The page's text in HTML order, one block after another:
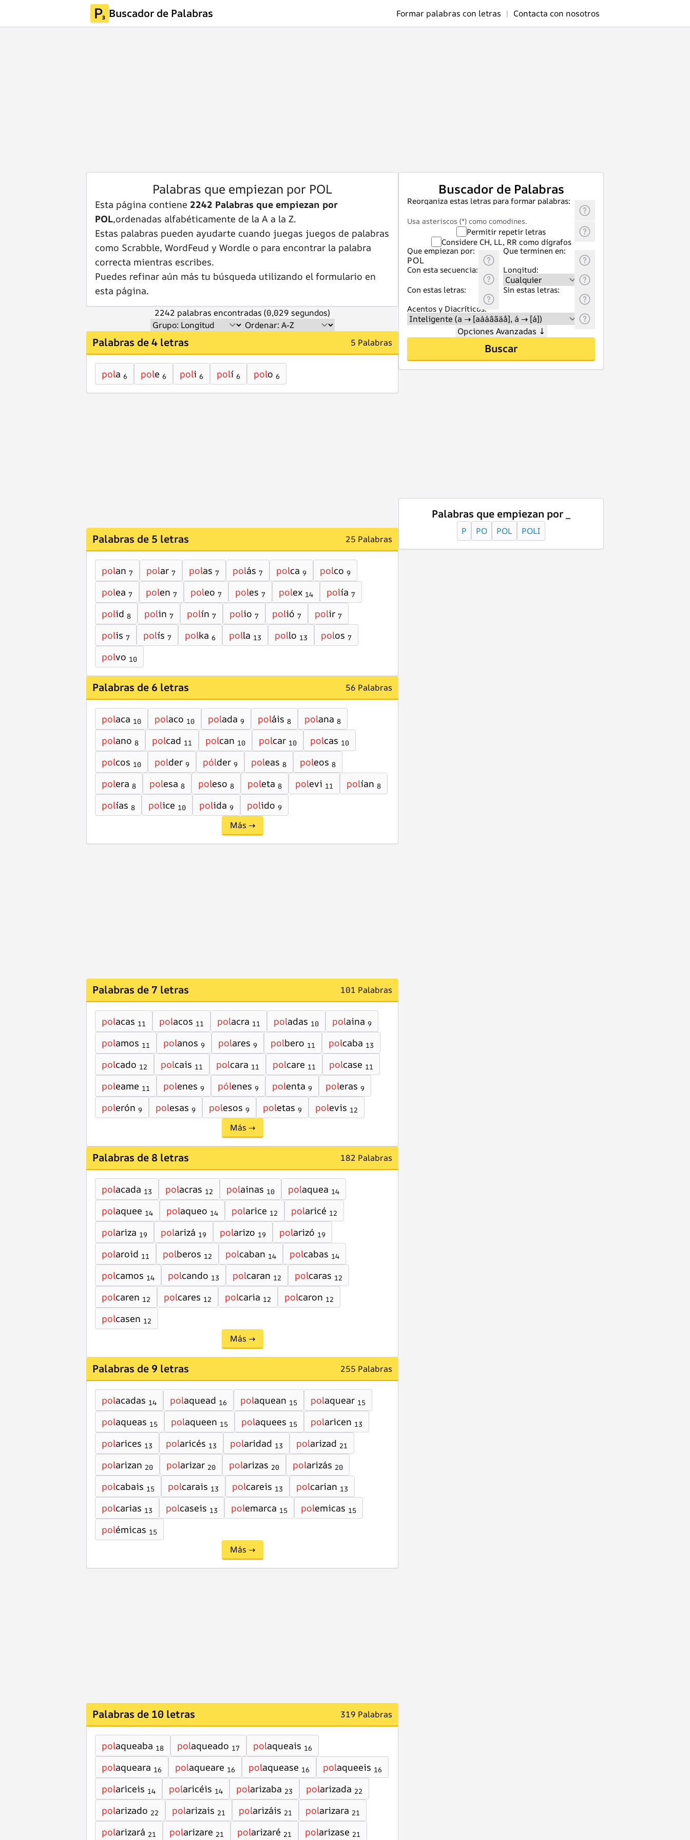
Buscador de Palabras Formar palabras con letras | Contacta con nosotros
Palabras que empiezan por POL
Esta página contiene 2242 Palabras que empiezan por
POL,ordenadas alfabéticamente de la A a la Z.
Estas palabras pueden ayudarte cuando juegas juegos de palabras
como Scrabble, WordFeud y Wordle o para encontrar la palabra
correcta mientras escribes.
Puedes refinar aún más tu búsqueda utilizando el formulario en
esta página.
2242 palabras encontradas (0,029 segundos)
Palabras de 4 letras 5 Palabras
pola 6 pole 6 poli 6 polí 6 polo 6
Palabras de 5 letras 25 Palabras
polan 7 polar 7 polas 7 polás 7 polca 9 polco 9
polea 7 polen 7 poleo 7 poles 7 polex 14 polía 7
polid 8 polin 7 polín 7 polio 7 polió 7 polir 7
polis 7 polís 7 polka 6 polla 13 pollo 13 polos 7
polvo 10
Palabras de 6 letras 56 Palabras
polaca 10 polaco 10 polada 9 poláis 8 polana 8
polano 8 polcad 11 polcan 10 polcar 10 polcas 10
polcos 10 polder 9 pólder 9 poleas 8 poleos 8
polera 8 polesa 8 poleso 8 poleta 8 polevi 11 polían 8
polías 8 police 10 polida 9 polido 9
Más →
Palabras de 7 letras 101 Palabras
polacas 11 polacos 11 polacra 11 poladas 10 polaina 9
polamos 11 polanos 9 polares 9 polbero 11 polcaba 13
polcado 12 polcais 11 polcara 11 polcare 11 polcase 11
poleame 11 polenes 9 pólenes 9 polenta 9 poleras 9
polerón 9 polesas 9 polesos 9 poletas 9 polevis 12
Más →
Palabras de 8 letras 182 Palabras
polacada 13 polacras 12 polainas 10 polaquea 14
polaquee 14 polaqueo 14 polarice 12 polaricé 12
polariza 19 polarizá 19 polarizo 19 polarizó 19
polaroid 11 polberos 12 polcaban 14 polcabas 14
polcamos 14 polcando 13 polcaran 12 polcaras 12
polcaren 12 polcares 12 polcaria 12 polcaron 12
polcasen 12
Más →
Palabras de 9 letras 255 Palabras
polacadas 14 polaquead 16 polaquean 15 polaquear 15
polaqueas 15 polaqueen 15 polaquees 15 polaricen 13
polarices 13 polaricés 13 polaridad 13 polarizad 21
polarizan 20 polarizar 20 polarizas 20 polarizás 20
polcabais 15 polcarais 13 polcareis 13 polcarian 13
polcarias 13 polcaseis 13 polemarca 15 polemicas 15
polémicas 15
Más →
Palabras de 10 letras 319 Palabras
polaqueaba 18 polaqueado 17 polaqueais 16
polaqueara 16 polaqueare 16 polaquease 16 polaqueeis 16
polariceis 14 polaricéis 14 polarizaba 23 polarizada 22
polarizado 22 polarizais 21 polarizáis 21 polarizara 21
polarizará 21 polarizare 21 polarizaré 21 polarizase 21
Buscador de Palabras
Reorganiza estas letras para formar palabras:
Usa asteriscos (*) como comodines.
Permitir repetir letras
Considere CH, LL, RR como dígrafos
Que empiezan por:
Que terminen en:
Con esta secuencia:
Longitud:
Con estas letras:
Sin estas letras:
Acentos y Diacríticos:
Opciones Avanzadas ↓
Buscar
Palabras que empiezan por _
P PO POL POLI